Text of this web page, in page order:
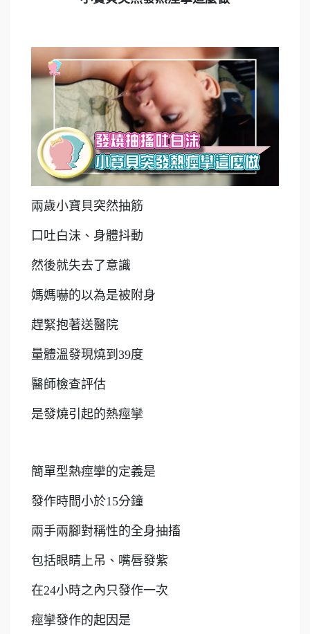
兩歲小寶貝突然抽筋
口吐白沫、身體抖動
然後就失去了意識
媽媽嚇的以為是被附身
趕緊抱著送醫院
量體溫發現燒到39度
醫師檢查評估
是發燒引起的熱痙攣
簡單型熱痙攣的定義是
發作時間小於15分鐘
兩手兩腳對稱性的全身抽搐
包括眼睛上吊、嘴唇發紫
在24小時之內只發作一次
痙攣發作的起因是